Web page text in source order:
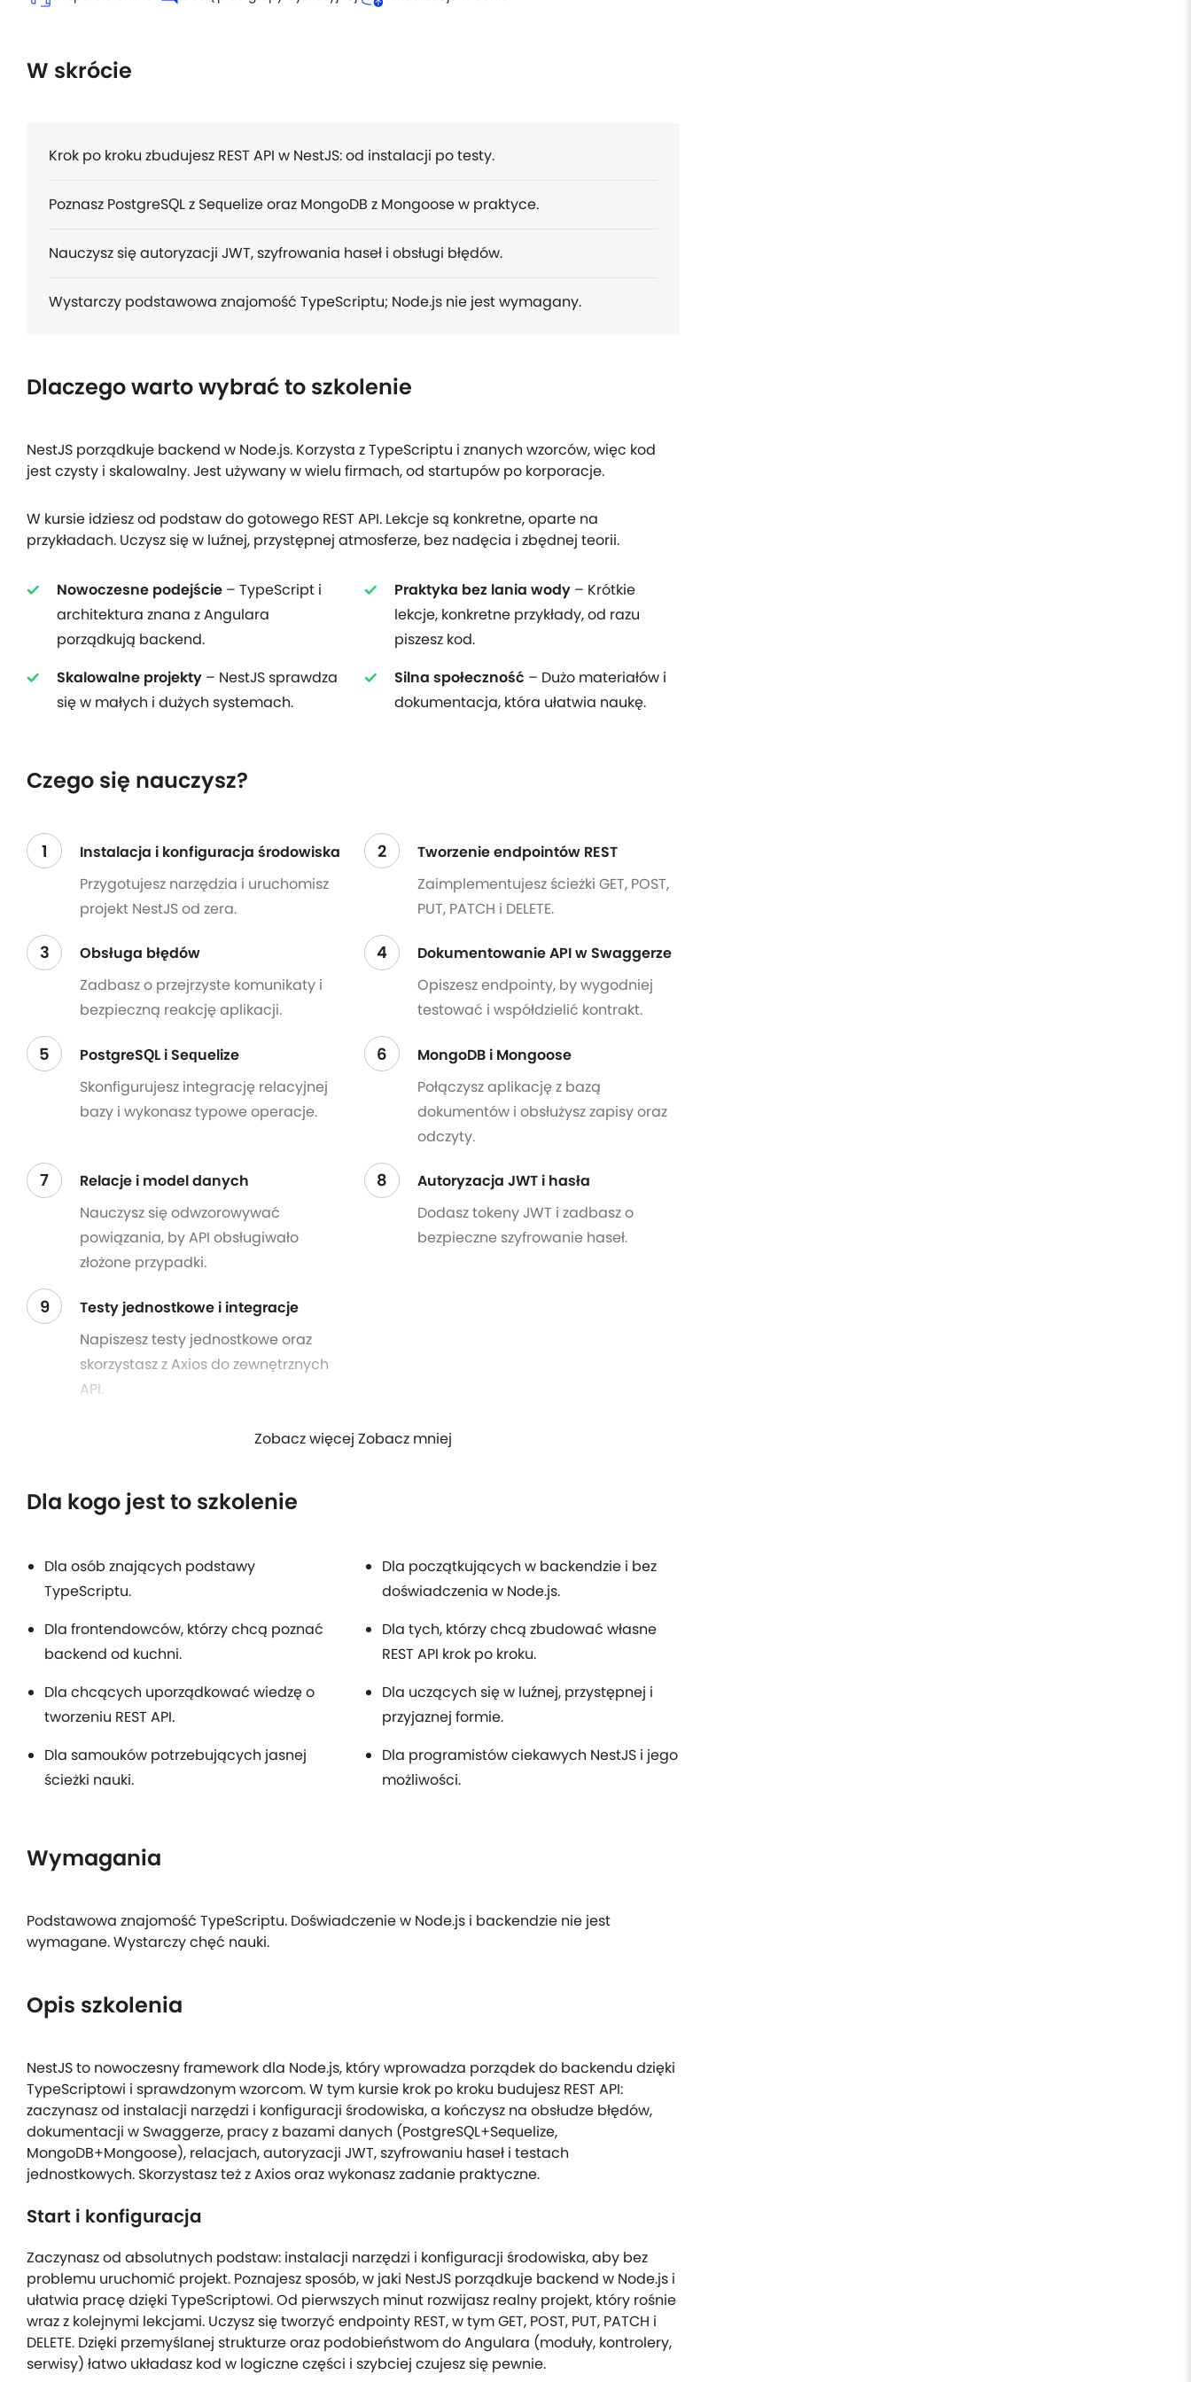
W skrócie
Krok po kroku zbudujesz REST API w NestJS: od instalacji po testy.
Poznasz PostgreSQL z Sequelize oraz MongoDB z Mongoose w praktyce.
Nauczysz się autoryzacji JWT, szyfrowania haseł i obsługi błędów.
Wystarczy podstawowa znajomość TypeScriptu; Node.js nie jest wymagany.
Dlaczego warto wybrać to szkolenie
NestJS porządkuje backend w Node.js. Korzysta z TypeScriptu i znanych wzorców, więc kod
jest czysty i skalowalny. Jest używany w wielu firmach, od startupów po korporacje.
W kursie idziesz od podstaw do gotowego REST API. Lekcje są konkretne, oparte na
przykładach. Uczysz się w luźnej, przystępnej atmosferze, bez nadęcia i zbędnej teorii.
Nowoczesne podejście – TypeScript i
architektura znana z Angulara
porządkują backend.
Praktyka bez lania wody– Krótkie
lekcje, konkretne przykłady, od razu
piszesz kod.
Skalowalne projekty – NestJS sprawdza
się w małych i dużych systemach.
Silna społeczność – Dużo materiałów i
dokumentacja, która ułatwia naukę.
Czego się nauczysz?
1
Instalacja i konfiguracja środowiska
Przygotujesz narzędzia i uruchomisz
projekt NestJS od zera.
2
Tworzenie endpointów REST
Zaimplementujesz ścieżki GET, POST,
PUT, PATCH i DELETE.
3
Obsługa błędów
Zadbasz o przejrzyste komunikaty i
bezpieczną reakcję aplikacji.
4
Dokumentowanie API w Swaggerze
Opiszesz endpointy, by wygodniej
testować i współdzielić kontrakt.
5
PostgreSQL i Sequelize
Skonfigurujesz integrację relacyjnej
bazy i wykonasz typowe operacje.
6
MongoDB i Mongoose
Połączysz aplikację z bazą
dokumentów i obsłużysz zapisy oraz
odczyty.
7
Relacje i model danych
Nauczysz się odwzorowywać
powiązania, by API obsługiwało
złożone przypadki.
8
Autoryzacja JWT i hasła
Dodasz tokeny JWT i zadbasz o
bezpieczne szyfrowanie haseł.
9
Testy jednostkowe i integracje
Napiszesz testy jednostkowe oraz
skorzystasz z Axios do zewnętrznych
API.
Zobacz więcej Zobacz mniej
Dla kogo jest to szkolenie
Dla osób znających podstawy
TypeScriptu.
Dla początkujących w backendzie i bez
doświadczenia w Node.js.
Dla frontendowców, którzy chcą poznać
backend od kuchni.
Dla tych, którzy chcą zbudować własne
REST API krok po kroku.
Dla chcących uporządkować wiedzę o
tworzeniu REST API.
Dla uczących się w luźnej, przystępnej i
przyjaznej formie.
Dla samouków potrzebujących jasnej
ścieżki nauki.
Dla programistów ciekawych NestJS i jego
możliwości.
Wymagania
Podstawowa znajomość TypeScriptu. Doświadczenie w Node.js i backendzie nie jest
wymagane. Wystarczy chęć nauki.
Opis szkolenia
NestJS to nowoczesny framework dla Node.js, który wprowadza porządek do backendu dzięki
TypeScriptowi i sprawdzonym wzorcom. W tym kursie krok po kroku budujesz REST API:
zaczynasz od instalacji narzędzi i konfiguracji środowiska, a kończysz na obsłudze błędów,
dokumentacji w Swaggerze, pracy z bazami danych (PostgreSQL+Sequelize,
MongoDB+Mongoose), relacjach, autoryzacji JWT, szyfrowaniu haseł i testach
jednostkowych. Skorzystasz też z Axios oraz wykonasz zadanie praktyczne.
Start i konfiguracja
Zaczynasz od absolutnych podstaw: instalacji narzędzi i konfiguracji środowiska, aby bez
problemu uruchomić projekt. Poznajesz sposób, w jaki NestJS porządkuje backend w Node.js i
ułatwia pracę dzięki TypeScriptowi. Od pierwszych minut rozwijasz realny projekt, który rośnie
wraz z kolejnymi lekcjami. Uczysz się tworzyć endpointy REST, w tym GET, POST, PUT, PATCH i
DELETE. Dzięki przemyślanej strukturze oraz podobieństwom do Angulara (moduły, kontrolery,
serwisy) łatwo układasz kod w logiczne części i szybciej czujesz się pewnie.